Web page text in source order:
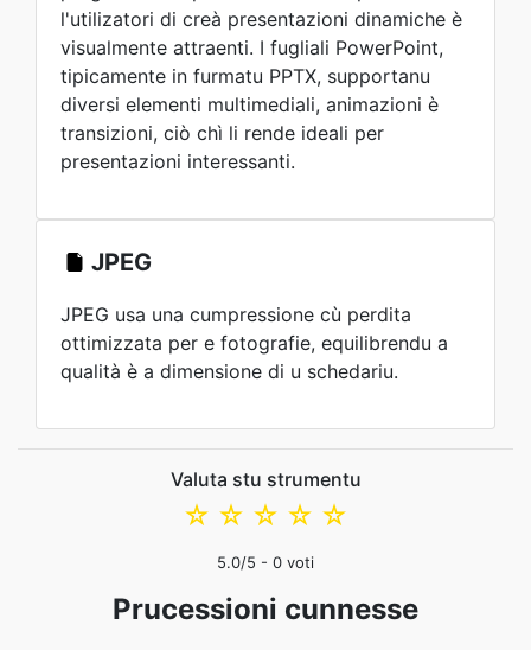
l'utilizatori di creà presentazioni dinamiche è
visualmente attraenti. I fugliali PowerPoint,
tipicamente in furmatu PPTX, supportanu
diversi elementi multimediali, animazioni è
transizioni, ciò chì li rende ideali per
presentazioni interessanti.
JPEG
JPEG usa una cumpressione cù perdita
ottimizzata per e fotografie, equilibrendu a
qualità è a dimensione di u schedariu.
Valuta stu strumentu
☆
☆
☆
☆
☆
5.0/5 - 0 voti
Prucessioni cunnesse